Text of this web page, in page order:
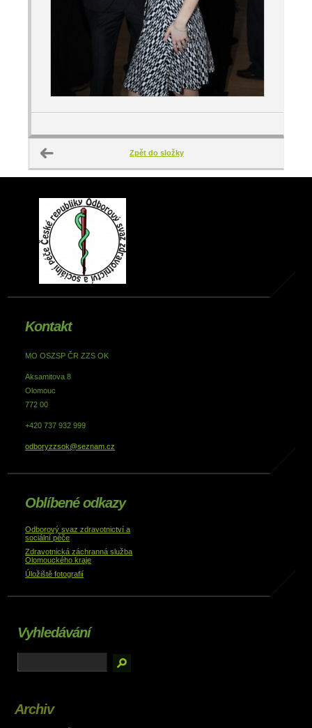
Zpět do složky
Kontakt
MO OSZSP ČR ZZS OK
Aksamitova 8
Olomouc
772 00
+420 737 932 999
odboryzzsok@seznam.cz
Oblíbené odkazy
Odborový svaz zdravotnictví a
sociální péče
Zdravotnická záchranná služba
Olomouckého kraje
Úložiště fotografií
Vyhledávání
Archiv